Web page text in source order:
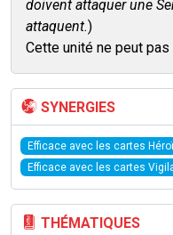
doivent attaquer une
attaquent.)
Cette unité ne peut pas
Tags associés
SYNERGIES
Efficace avec les cartes
Efficace avec les cartes
THÉMATIQUES